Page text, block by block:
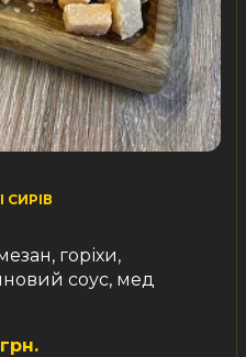
СИРІВ
горіхи,
соус, мед